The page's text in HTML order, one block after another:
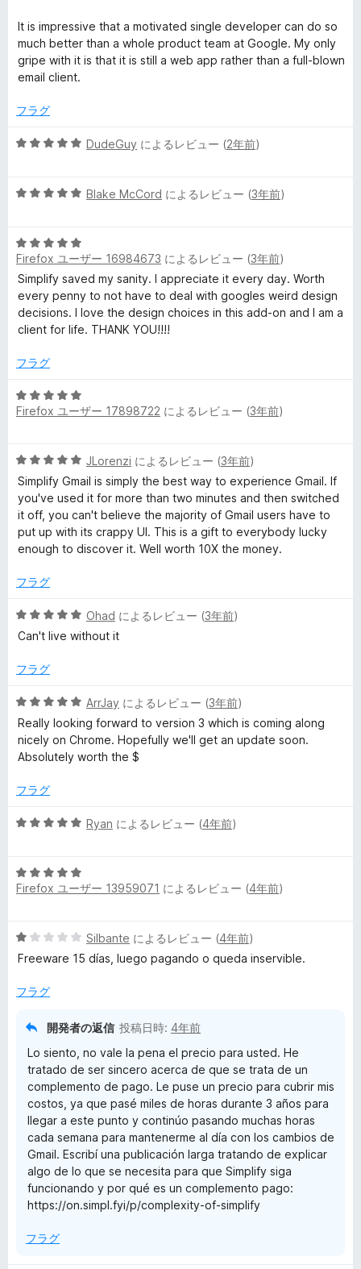
の
評
価
It is impressive that a motivated single developer can do so
much better than a whole product team at Google. My only
gripe with it is that it is still a web app rather than a full-blown
email client.
フラグ
5
中
評
価
DudeGuy によるレビュー (2年前)
5
中
5
の
評
価
Blake McCord によるレビュー (3年前)
5
段
階
中
5
の
価
Firefox ユーザー 16984673 によるレビュー (3年前)
Simplify saved my sanity. I appreciate it every day. Worth
every penny to not have to deal with googles weird design
decisions. I love the design choices in this add-on and I am a
client for life. THANK YOU!!!!
フラグ
5
段
5
の
評
価
Firefox ユーザー 17898722 によるレビュー (3年前)
5
段
階
中
5
の
価
JLorenzi によるレビュー (3年前)
Simplify Gmail is simply the best way to experience Gmail. If
you've used it for more than two minutes and then switched
it off, you can't believe the majority of Gmail users have to
put up with its crappy UI. This is a gift to everybody lucky
enough to discover it. Well worth 10X the money.
フラグ
5
段
中
の
評
価
Ohad によるレビュー (3年前)
Can't live without it
フラグ
5
段
階
中
の
価
ArrJay によるレビュー (3年前)
Really looking forward to version 3 which is coming along
nicely on Chrome. Hopefully we'll get an update soon.
Absolutely worth the $
フラグ
5
中
5
価
Ryan によるレビュー (4年前)
5
段
5
の
価
Firefox ユーザー 13959071 によるレビュー (4年前)
5
段
中
Silbante によるレビュー (4年前)
Freeware 15 días, luego pagando o queda inservible.
フラグ
開発者の返信 投稿日時: 4年前
Lo siento, no vale la pena el precio para usted. He
tratado de ser sincero acerca de que se trata de un
complemento de pago. Le puse un precio para cubrir mis
costos, ya que pasé miles de horas durante 3 años para
llegar a este punto y continúo pasando muchas horas
cada semana para mantenerme al día con los cambios de
Gmail. Escribí una publicación larga tratando de explicar
algo de lo que se necesita para que Simplify siga
funcionando y por qué es un complemento pago:
https://on.simpl.fyi/p/complexity-of-simplify
フラグ